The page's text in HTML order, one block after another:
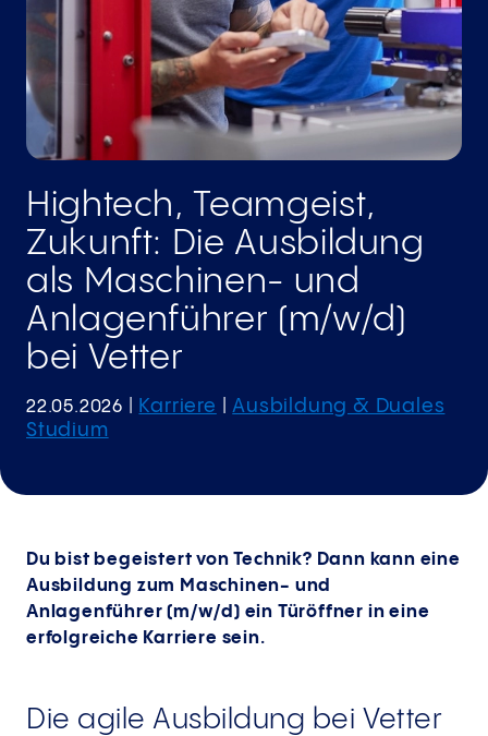
Hightech, Teamgeist,
Zukunft: Die Ausbildung
als Maschinen- und
Anlagenführer (m/w/d)
bei Vetter
22.05.2026 Karriere |Ausbildung & Duales
Studium
Du bist begeistert von Technik? Dann kann eine
Ausbildung zum Maschinen- und
Anlagenführer (m/w/d) ein Türöffner in eine
erfolgreiche Karriere sein.
Die agile Ausbildung bei Vetter